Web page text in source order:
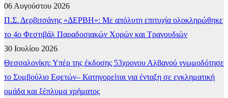
06 Αυγούστου 2026
Π.Σ. Δερβιτσάνης «ΔΕΡΒΗ»: Με απόλυτη επιτυχία ολοκληρώθηκε
το 4ο Φεστιβάλ Παραδοσιακών Χορών και Τραγουδιών
30 Ιουλίου 2026
Θεσσαλονίκη: Υπέρ της έκδοσης 53χρονου Αλβανού γνωμοδότησε
το Συμβούλιο Εφετών– Κατηγορείται για ένταξη σε εγκληματική
ομάδα και ξέπλυμα χρήματος